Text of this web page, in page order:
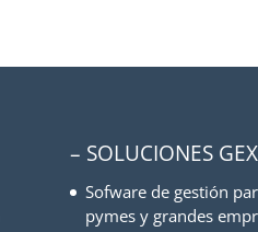
– SOLUCIONES
Sofware de gestión
pymes y grandes